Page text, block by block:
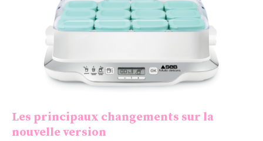
Les principaux changements sur la
nouvelle version